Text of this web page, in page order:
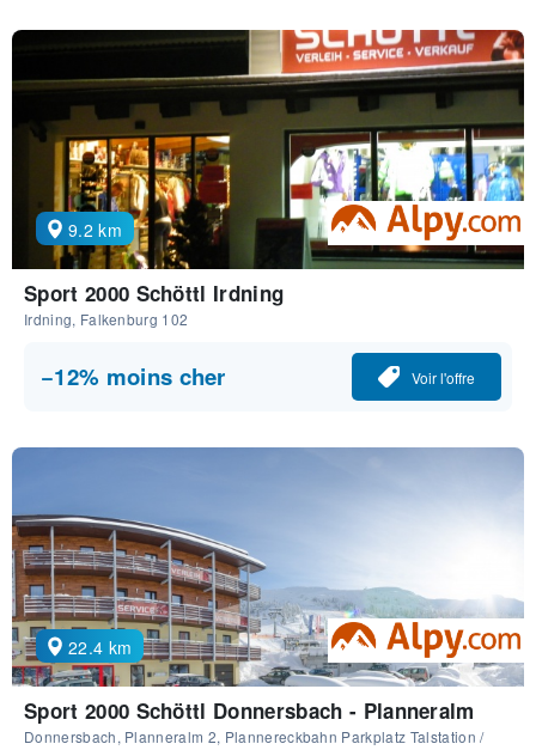
9.2 km
Sport 2000 Schöttl Irdning
Irdning, Falkenburg 102
−12% moins cher Voir l'offre
22.4 km
Sport 2000 Schöttl Donnersbach - Planneralm
Donnersbach, Planneralm 2, Plannereckbahn Parkplatz Talstation /